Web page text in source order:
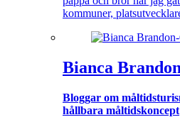
kommuner,
Bianca
Bloggar om
hållbara måltidskoncept